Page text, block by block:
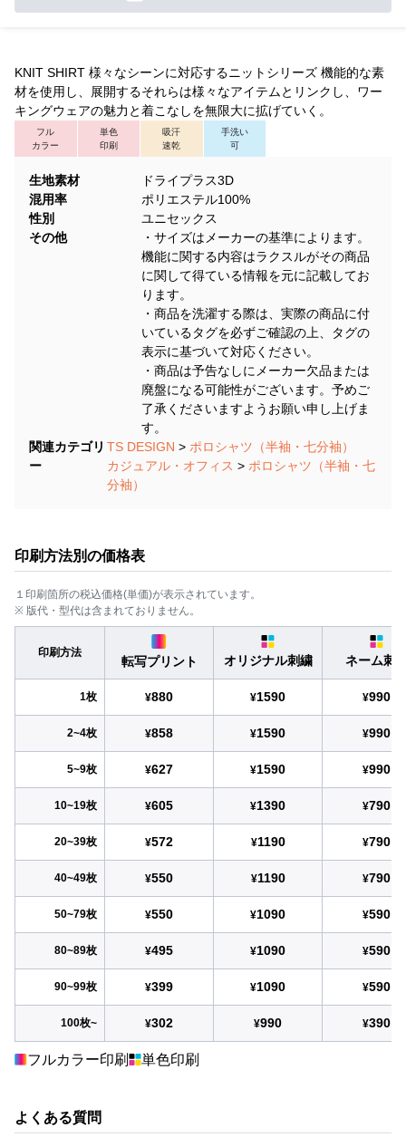
KNIT SHIRT 様々なシーンに対応するニットシリーズ 機能的な素
材を使用し、展開するそれらは様々なアイテムとリンクし、ワー
キングウェアの魅力と着こなしを無限大に拡げていく。
フル
カラー
単色
印刷
吸汗
速乾
手洗い
可
生地素材
ドライプラス3D
混用率
ポリエステル100%
性別
ユニセックス
その他
・サイズはメーカーの基準によります。
機能に関する内容はラクスルがその商品
に関して得ている情報を元に記載してお
ります。
・商品を洗濯する際は、実際の商品に付
いているタグを必ずご確認の上、タグの
表示に基づいて対応ください。
・商品は予告なしにメーカー欠品または
廃盤になる可能性がございます。予めご
了承くださいますようお願い申し上げま
す。
関連カテゴリ
ー
TS DESIGN > ポロシャツ（半袖・七分袖）
カジュアル・オフィス > ポロシャツ（半袖・七
分袖）
印刷方法別の価格表
１印刷箇所の税込価格(単価)が表示されています。
※ 版代・型代は含まれておりません。
印刷方法
転写プリント オリジナル刺繍 ネーム刺
1枚 ¥880 ¥1590 ¥990
2~4枚 ¥858 ¥1590 ¥990
5~9枚 ¥627 ¥1590 ¥990
10~19枚 ¥605 ¥1390 ¥790
20~39枚 ¥572 ¥1190 ¥790
40~49枚 ¥550 ¥1190 ¥790
50~79枚 ¥550 ¥1090 ¥590
80~89枚 ¥495 ¥1090 ¥590
90~99枚 ¥399 ¥1090 ¥590
100枚~ ¥302 ¥990 ¥390
フルカラー印刷 単色印刷
よくある質問